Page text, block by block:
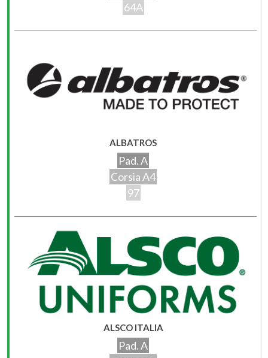
64A
ALBATROS
Pad. A
Corsia A4
97
ALSCO ITALIA
Pad. A